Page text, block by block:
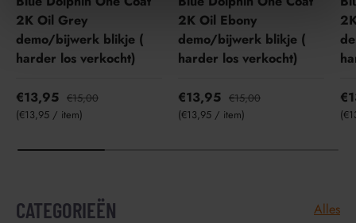
2K Oil Grey
demo/bijwerk blikje (
harder los verkocht)
€13,95 €15,00
Eenheid prijs
€13,95 / item
2K Oil Ebony
demo/bijwerk blikje (
harder los verkocht)
€13,95 €15,00
Eenheid prijs
€13,95 / item
CATEGORIEËN Alles